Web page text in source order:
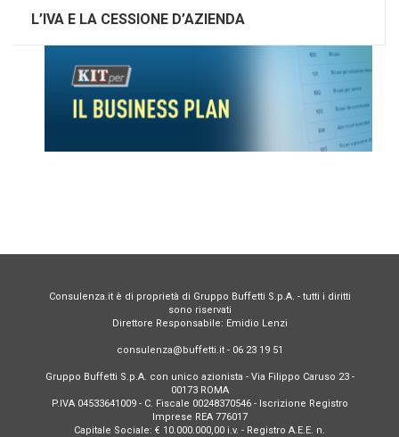
L’IVA E LA CESSIONE D’AZIENDA
Consulenza.it è di proprietà di Gruppo Buffetti S.p.A. - tutti i diritti
sono riservati
Direttore Responsabile: Emidio Lenzi
consulenza@buffetti.it - 06 23 19 51
Gruppo Buffetti S.p.A. con unico azionista - Via Filippo Caruso 23 -
00173 ROMA
P.IVA 04533641009 - C. Fiscale 00248370546 - Iscrizione Registro
Imprese REA 776017
Capitale Sociale: € 10.000.000,00 i.v. - Registro A.E.E. n.